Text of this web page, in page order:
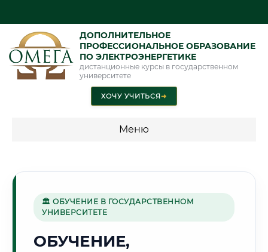
ДОПОЛНИТЕЛЬНОЕ
ПРОФЕССИОНАЛЬНОЕ ОБРАЗОВАНИЕ
ПО ЭЛЕКТРОЭНЕРГЕТИКЕ
дистанционные курсы в государственном
университете
ХОЧУ УЧИТЬСЯ➜
Меню
🌳
🏛 ОБУЧЕНИЕ В ГОСУДАРСТВЕННОМ
УНИВЕРСИТЕТЕ
ОБУЧЕНИЕ,